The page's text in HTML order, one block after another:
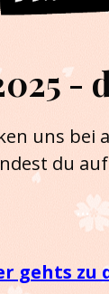
-
uns bei
du
...
gehts zu